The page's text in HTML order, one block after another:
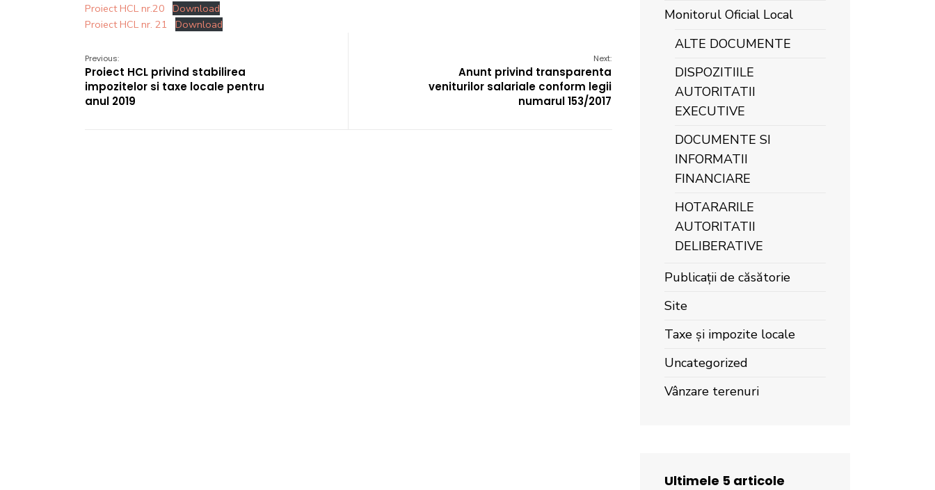
Proiect HCL nr.20 Download
Proiect HCL nr. 21 Download
Previous:
Proiect HCL privind stabilirea
impozitelor si taxe locale pentru
anul 2019
Next:
Anunt privind transparenta
veniturilor salariale conform legii
numarul 153/2017
Monitorul Oficial Local
ALTE DOCUMENTE
DISPOZITIILE
AUTORITATII
EXECUTIVE
DOCUMENTE SI
INFORMATII
FINANCIARE
HOTARARILE
AUTORITATII
DELIBERATIVE
Publicații de căsătorie
Site
Taxe și impozite locale
Uncategorized
Vânzare terenuri
Ultimele 5 articole